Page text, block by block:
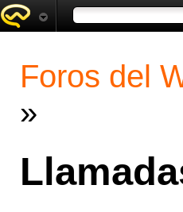
Foros del
»